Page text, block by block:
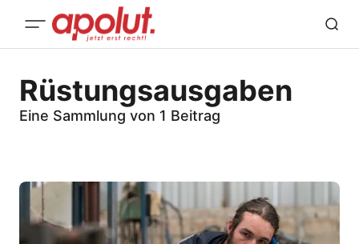
Rüstungsausgaben
Eine Sammlung von 1 Beitrag